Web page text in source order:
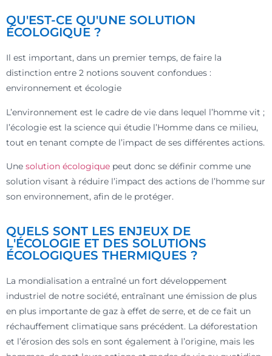
QU'EST-CE QU'UNE SOLUTION
ÉCOLOGIQUE ?
Il est important, dans un premier temps, de faire la
distinction entre 2 notions souvent confondues :
environnement et écologie
L’environnement est le cadre de vie dans lequel l’homme vit ;
l’écologie est la science qui étudie l’Homme dans ce milieu,
tout en tenant compte de l’impact de ses différentes actions.
Une solution écologique peut donc se définir comme une
solution visant à réduire l’impact des actions de l’homme sur
son environnement, afin de le protéger.
QUELS SONT LES ENJEUX DE
L'ÉCOLOGIE ET DES SOLUTIONS
ÉCOLOGIQUES THERMIQUES ?
La mondialisation a entraîné un fort développement
industriel de notre société, entraînant une émission de plus
en plus importante de gaz à effet de serre, et de ce fait un
réchauffement climatique sans précédent. La déforestation
et l’érosion des sols en sont également à l’origine, mais les